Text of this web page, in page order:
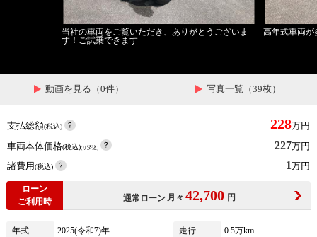
当社の車両をご覧いただき、ありがとうございま
す！ご試乗できます
高年式車両が
動画を見る（0件） 写真一覧（39枚）
支払総額(税込) 228万円
車両本体価格(税込)(リ済込) 227万円
諸費用(税込) 1万円
ローン
ご利用時
通常ローン 月々 42,700 円
年式 2025(令和7)年 走行
0.5万km